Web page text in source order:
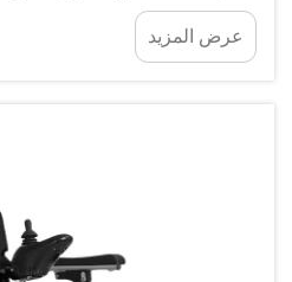
مطار مزدحم دون الشعور
الفكرة التي يوفِّرها السكوتر
والمخصَّص خصوصًا لأولئك
عرض المزيد